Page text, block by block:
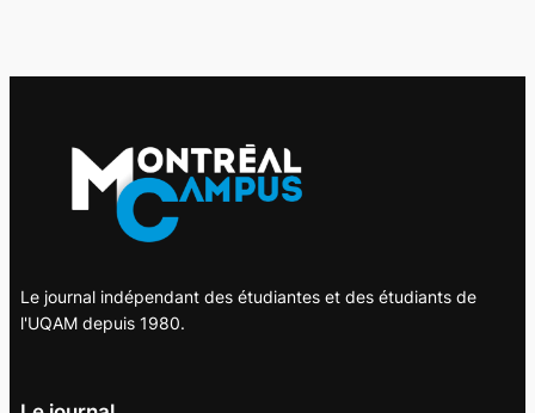
Le journal indépendant des étudiantes et des étudiants de
l'UQAM depuis 1980.